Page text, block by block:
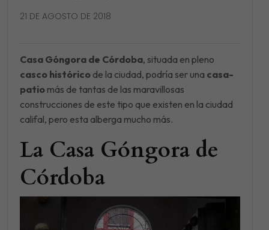
21 DE AGOSTO DE 2018
Casa Góngora de Córdoba, situada en pleno
casco histórico de la ciudad, podría ser una casa-
patio más de tantas de las maravillosas
construcciones de este tipo que existen en la ciudad
califal, pero esta alberga mucho más.
La Casa Góngora de
Córdoba